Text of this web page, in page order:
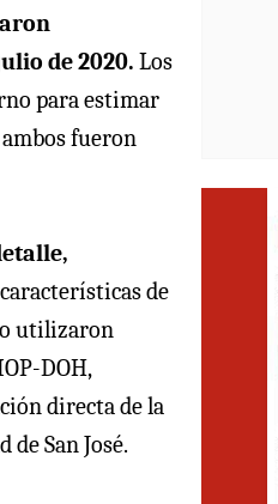
de 2020. Los
para estimar
fueron
de
utilizaron
DOH,
directa de la
San José.